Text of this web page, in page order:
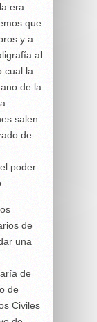
era
que
y a
al
cual la
de la
salen
de
poder
de
una
de
de
Civiles